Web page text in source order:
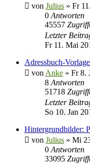
von Julius » Fr
0 Antworten
45557
Letzter
Fr 11. Mai
Adressbuch-Vorlage
von Anke » Fr 8.
8 Antworten
51718
Letzter
So 10. Jan
Hintergrundbilder:
von Julius » Mi
0 Antworten
33095